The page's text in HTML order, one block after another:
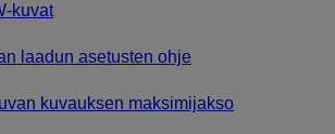
kuvat
laadun asetusten ohje
kuvauksen maksimijakso